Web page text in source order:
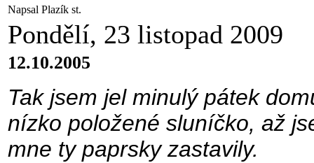
Napsal Plazík st.
Pondělí, 23 listopad 2009
12.10.2005
Tak jsem jel minulý pátek
nízko položené sluníčko, až
mne ty paprsky zastavily.